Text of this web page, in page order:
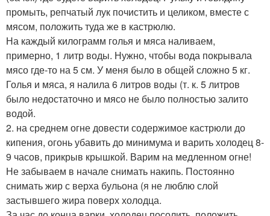
промыть, репчатый лук почистить и целиком, вместе с
мясом, положить туда же в кастрюлю.
На каждый килограмм голья и мяса наливаем,
примерно, 1 литр воды. Нужно, чтобы вода покрывала
мясо где-то на 5 см. У меня было в общей сложно 5 кг.
Голья и мяса, я налила 6 литров воды (т. к. 5 литров
было недостаточно и мясо не было полностью залито
водой.
2. на среднем огне довести содержимое кастрюли до
кипения, огонь убавить до минимума и варить холодец 8-
9 часов, прикрыв крышкой. Варим на медленном огне!
Не забываем в начале снимать накипь. Постоянно
снимать жир с верха бульона (я не люблю слой
застывшего жира поверх холодца.